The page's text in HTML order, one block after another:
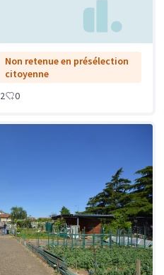
Non retenue en présélection
citoyenne
2 0